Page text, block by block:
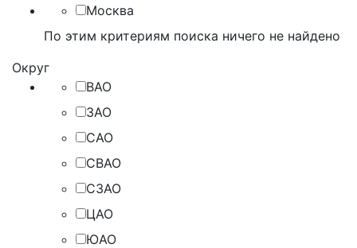
Москва
По этим критериям поиска ничего не найдено
Округ
ВАО
ЗАО
САО
СВАО
СЗАО
ЦАО
ЮАО